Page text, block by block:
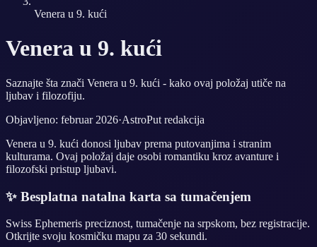
Venera u 9. kući
Venera u 9. kući
Saznajte šta znači Venera u 9. kući - kako ovaj položaj utiče na
ljubav i filozofiju.
Objavljeno: februar 2026·AstroPut redakcija
Venera u 9. kući donosi ljubav prema putovanjima i stranim
kulturama. Ovaj položaj daje osobi romantiku kroz avanture i
filozofski pristup ljubavi.
✨ Besplatna natalna karta sa tumačenjem
Swiss Ephemeris preciznost, tumačenje na srpskom, bez registracije.
Otkrijte svoju kosmičku mapu za 30 sekundi.